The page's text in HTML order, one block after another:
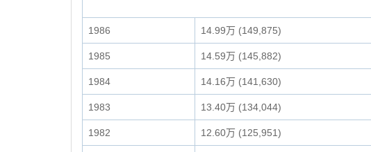
1986 14.99万 (149,875)
1985 14.59万 (145,882)
1984 14.16万 (141,630)
1983 13.40万 (134,044)
1982 12.60万 (125,951)